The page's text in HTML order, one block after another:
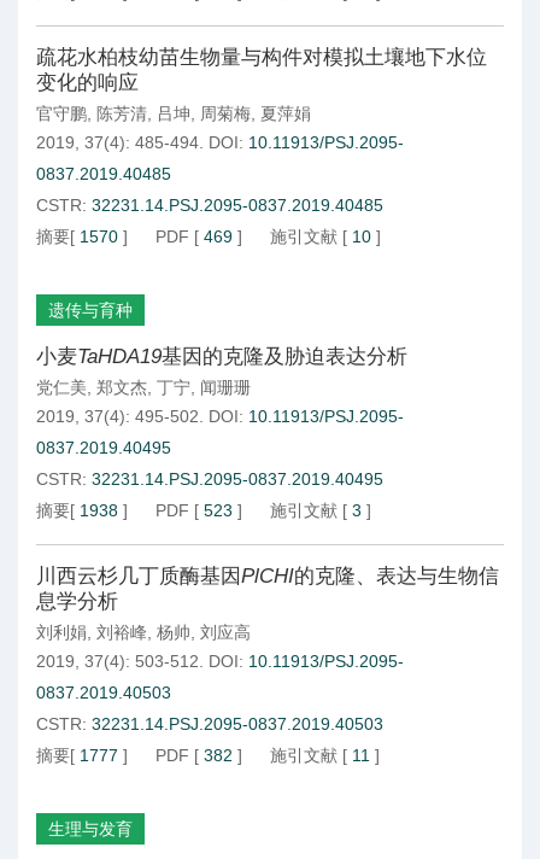
疏花水柏枝幼苗生物量与构件对模拟土壤地下水位
变化的响应
官守鹏 陈芳清 吕坤 周菊梅 夏萍娟
2019, 37(4): 485-494. DOI: 10.11913/PSJ.2095-
0837.2019.40485
CSTR: 32231.14.PSJ.2095-0837.2019.40485
摘要[ 1570 ] PDF [ 469 ] 施引文献 [ 10 ]
遗传与育种
小麦TaHDA19基因的克隆及胁迫表达分析
党仁美 郑文杰 丁宁 闻珊珊
2019, 37(4): 495-502.
DOI: 10.11913/PSJ.2095-
0837.2019.40495
CSTR: 32231.14.PSJ.2095-0837.2019.40495
摘要[ 1938 ] PDF [ 523 ] 施引文献 [ 3 ]
川西云杉几丁质酶基因PlCHI的克隆、表达与生物信
息学分析
刘利娟 刘裕峰 杨帅 刘应高
2019, 37(4): 503-512.
DOI: 10.11913/PSJ.2095-
0837.2019.40503
CSTR: 32231.14.PSJ.2095-0837.2019.40503
摘要[ 1777 ] PDF [ 382 ] 施引文献 [ 11 ]
生理与发育